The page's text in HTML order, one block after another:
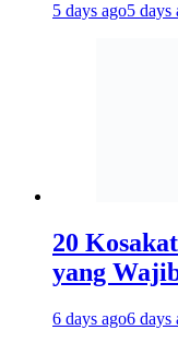
5 days ago5 days
20
yang
6 days ago6 days